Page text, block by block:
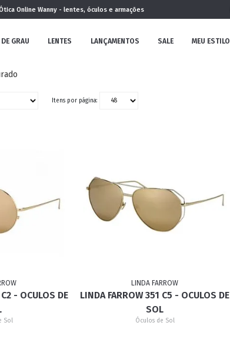
Online Wanny - lentes, óculos e armações
GRAU LENTES LANÇAMENTOS SALE MEU ESTILO
COLEÇÃO
MÁSCARA BORBOLETA
Itens por página:
- OCULOS DE
Sol
LINDA FARROW
LINDA FARROW 351 C5 - OCULOS DE
SOL
Óculos de Sol